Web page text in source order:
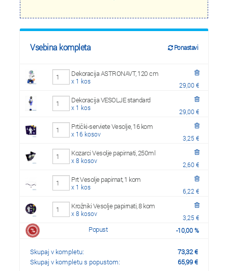
Vsebina kompleta Ponastavi
Dekoracija ASTRONAVT, 120 cm
x 1 kos 29,00 €
Dekoracija VESOLJE standard
x 1 kos 29,00 €
Prtički-serviete Vesolje, 16 kom
x 16 kosov 3,25 €
Kozarci Vesolje papirnati, 250ml
x 8 kosov 2,60 €
Prt Vesolje papirnat, 1 kom
x 1 kos 6,22 €
Krožniki Vesolje papirnati, 8 kom
x 8 kosov 3,25 €
Popust -10,00%
Skupaj v kompletu: 73,32€
Skupaj v kompletu s popustom:
65,99€